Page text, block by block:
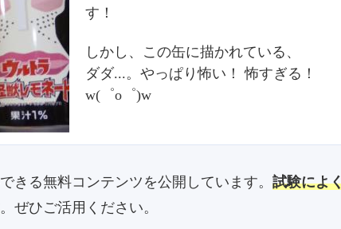
す！
しかし、この缶に描かれている、
ダダ...。やっぱり怖い！ 怖すぎる！
w(゜o゜)w
きる無料コンテンツを公開しています。 試験によ
。ぜひご活用ください。